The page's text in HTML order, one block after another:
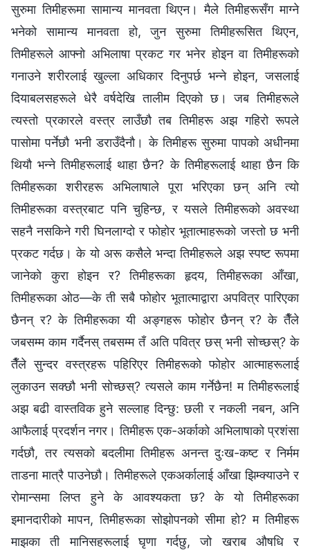
सुरुमा तिमीहरूमा सामान्य मानवता थिएन। मैले तिमीहरूसँग माग्‍ने
भनेको सामान्य मानवता हो, जुन सुरुमा तिमीहरूसित थिएन,
तिमीहरूले आफ्नो अभिलाषा प्रकट गर भनेर होइन वा तिमीहरूको
गनाउने शरीरलाई खुल्ला अधिकार दिनुपर्छ भन्‍ने होइन, जसलाई
दियाबलसहरूले धेरै वर्षदेखि तालीम दिएको छ। जब तिमीहरूले
त्यस्तो प्रकारले वस्त्र लाउँछौ तब तिमीहरू अझ गहिरो रूपले
पासोमा पर्नेछौ भनी डराउँदैनौ। के तिमीहरू सुरुमा पापको अधीनमा
थियौ भन्‍ने तिमीहरूलाई थाहा छैन? के तिमीहरूलाई थाहा छैन कि
तिमीहरूका शरीरहरू अभिलाषाले पूरा भरिएका छन् अनि त्यो
तिमीहरूका वस्त्रबाट पनि चुहिन्छ, र यसले तिमीहरूको अवस्था
सहनै नसकिने गरी घिनलाग्दो र फोहोर भूतात्माहरूको जस्तो छ भनी
प्रकट गर्दछ। के यो अरू कसैले भन्दा तिमीहरूले अझ स्पष्ट रूपमा
जानेको कुरा होइन र? तिमीहरूका हृदय, तिमीहरूका आँखा,
तिमीहरूका ओठ—के ती सबै फोहोर भूतात्माद्वारा अपवित्र पारिएका
छैनन् र? के तिमीहरूका यी अङ्गहरू फोहोर छैनन् र? के तैँले
जबसम्म काम गर्दैनस् तबसम्म तँ अति पवित्र छस् भनी सोच्छस्? के
तैँले सुन्दर वस्त्रहरू पहिरिएर तिमीहरूको फोहोर आत्माहरूलाई
लुकाउन सक्छौ भनी सोच्छस्? त्यसले काम गर्नेछैन! म तिमीहरूलाई
अझ बढी वास्तविक हुने सल्लाह दिन्छु: छली र नकली नबन, अनि
आफैलाई प्रदर्शन नगर। तिमीहरू एक-अर्काको अभिलाषाको प्रशंसा
गर्दछौ, तर त्यसको बदलीमा तिमीहरू अनन्त दुःख-कष्ट र निर्मम
ताडना मात्रै पाउनेछौ। तिमीहरूले एकअर्कालाई आँखा झिम्क्याउने र
रोमान्समा लिप्त हुने के आवश्यकता छ? के यो तिमीहरूका
इमानदारीको मापन, तिमीहरूका सोझोपनको सीमा हो? म तिमीहरू
माझका ती मानिसहरूलाई घृणा गर्दछु, जो खराब औषधि र